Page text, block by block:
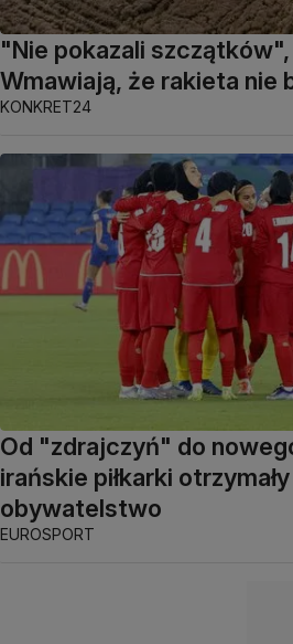
"Nie pokazali
Wmawiają, że rakieta nie
KONKRET24
Od "zdrajczyń" do
irańskie piłkarki
obywatelstwo
EUROSPORT